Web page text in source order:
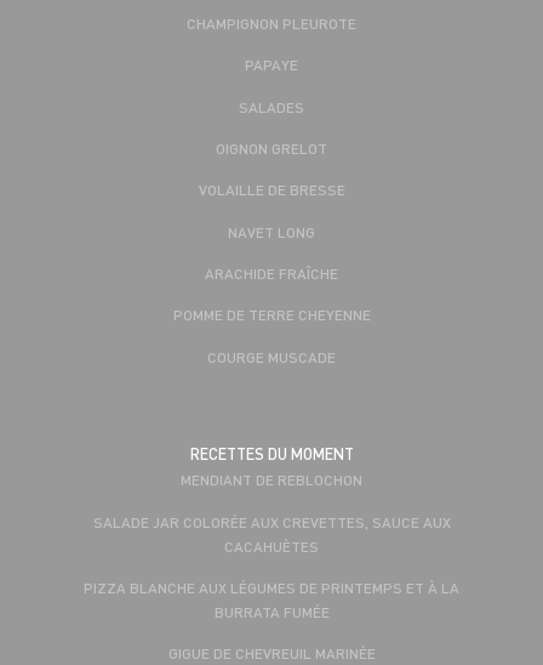
CHAMPIGNON PLEUROTE
PAPAYE
SALADES
OIGNON GRELOT
VOLAILLE DE BRESSE
NAVET LONG
ARACHIDE FRAÎCHE
POMME DE TERRE CHEYENNE
COURGE MUSCADE
RECETTES DU MOMENT
MENDIANT DE REBLOCHON
SALADE JAR COLORÉE AUX CREVETTES, SAUCE AUX
CACAHUÈTES
PIZZA BLANCHE AUX LÉGUMES DE PRINTEMPS ET À LA
BURRATA FUMÉE
GIGUE DE CHEVREUIL MARINÉE